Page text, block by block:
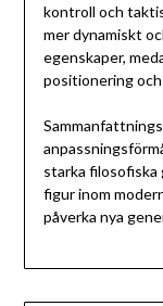
kontroll och
mer dynamiskt
egenskaper,
positionering
starka filosofiska
figur inom
påverka nya